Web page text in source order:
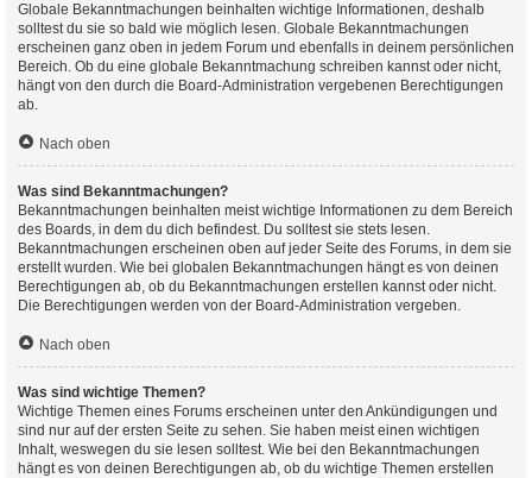
Globale Bekanntmachungen beinhalten wichtige Informationen, deshalb
solltest du sie so bald wie möglich lesen. Globale Bekanntmachungen
erscheinen ganz oben in jedem Forum und ebenfalls in deinem persönlichen
Bereich. Ob du eine globale Bekanntmachung schreiben kannst oder nicht,
hängt von den durch die Board-Administration vergebenen Berechtigungen
ab.
Nach oben
Was sind Bekanntmachungen?
Bekanntmachungen beinhalten meist wichtige Informationen zu dem Bereich
des Boards, in dem du dich befindest. Du solltest sie stets lesen.
Bekanntmachungen erscheinen oben auf jeder Seite des Forums, in dem sie
erstellt wurden. Wie bei globalen Bekanntmachungen hängt es von deinen
Berechtigungen ab, ob du Bekanntmachungen erstellen kannst oder nicht.
Die Berechtigungen werden von der Board-Administration vergeben.
Nach oben
Was sind wichtige Themen?
Wichtige Themen eines Forums erscheinen unter den Ankündigungen und
sind nur auf der ersten Seite zu sehen. Sie haben meist einen wichtigen
Inhalt, weswegen du sie lesen solltest. Wie bei den Bekanntmachungen
hängt es von deinen Berechtigungen ab, ob du wichtige Themen erstellen